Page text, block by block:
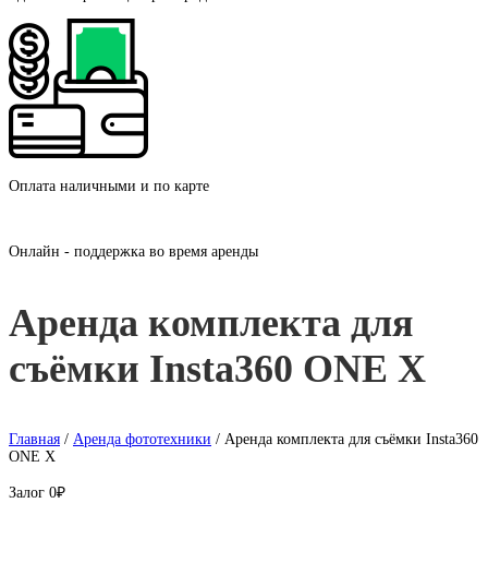
Оплата наличными и по карте
Онлайн - поддержка во время аренды
Аренда комплекта для
съёмки Insta360 ONE X
Главная / Аренда фототехники / Аренда комплекта для съёмки Insta360
ONE X
Залог 0₽